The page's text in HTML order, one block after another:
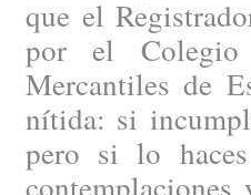
que el
por el Colegio
Mercantiles de
nítida: si
pero si lo